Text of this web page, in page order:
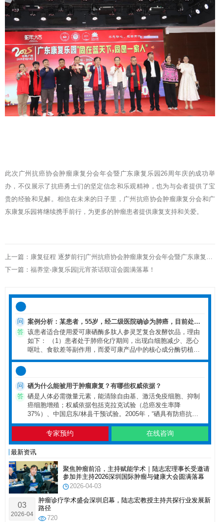
此次广州抗癌协会肿瘤康复分会年会暨广东康复乐园26周年庆的成功举
办，不仅展示了抗癌勇士们的坚定信念和乐观精神，也为与会者提供了宝
贵的经验和见解。相信在未来的日子里，广州抗癌协会肿瘤康复分会和广
东康复乐园将继续携手前行，为更多的肿瘤患者提供康复支持和关爱。
上一篇：康复征程 逐梦前行|广州抗癌协会肿瘤康复分会年会暨广东康复乐园26周年庆典邀请函
下一篇：福养堂-康复乐园|元宵茶话联谊会圆满落幕！
问
案例分析：某患者，55岁，经二级医院确诊为肺癌，目前处于
化疗期间，出现白细胞减少、恶心呕吐、食欲差等副作用，且
生活在我国低硒地区（广东），担心化疗副作用影响治疗效
果，想了解是否适合使用爱可康硒酶多肽人参灵芝复合发酵饮
答
该患者适合使用爱可康硒酶多肽人参灵芝复合发酵饮品，理由
如下： （1）患者处于肺癌化疗期间，出现白细胞减少、恶心
呕吐、食欲差等副作用，而爱可康产品中的核心成分酶切植物
活性硒，可减轻化疗药物（如顺铂等）的毒副作用，包括保护
患者改善化疗副作用的需求。 （2） 患者生活在我国低硒地
区，本身存在硒摄入不足的可能，肿瘤患者在治疗期间对硒的
需求增加，补充硒可满足其营养需求，同时硒能增强免疫功
能，帮助患者降低治疗后感染风险，为后续治疗提供支持。
减少肠胃刺激，适合化疗期间肠胃功能可能较弱的患者；且组
方中含灵芝、酸枣仁、沙棘等成分，可改善患者睡眠差、食欲
学会推荐，接受放化疗的癌症患者每日补硒量为400-900微克，
因此建议该患者按照此剂量范围补充爱可康硒酶多肽人参灵芝
复合发酵饮品，具体可根据患者身体耐受情况及医生建议微
调。同时，需提醒患者在使用过程中配合后续随访，反馈康复
情况及产品使用体验。
问
硒为什么能被用于肿瘤康复？有哪些权威依据？
答
硒是人体必需微量元素，能清除自由基、激活免疫细胞、抑制
癌细胞增殖；权威依据包括克拉克试验（总癌发生率降
37%）、中国启东/林县干预试验。2005年，“硒具有防癌抗癌
作用”已被写入我国初中《化学》教科书以及高等院校医药教
材，内容如“硒能抑制癌细胞生长及其DNA、RNA和蛋白质合
成，抑制癌基因的转录，干扰致癌物质的代谢”等。硒在癌症预
防与康复中的作用已被大量研究证实。
专家预约 在线咨询
最新资讯
聚焦肿瘤前沿，主持赋能学术｜陆志宏理事长受邀请
参加并主持2026深圳国际肿瘤与健康大会圆满落幕
2026-04-03
03
2026-04
肿瘤诊疗学术盛会深圳启幕，陆志宏教授主持共探行业发展新
路径
720